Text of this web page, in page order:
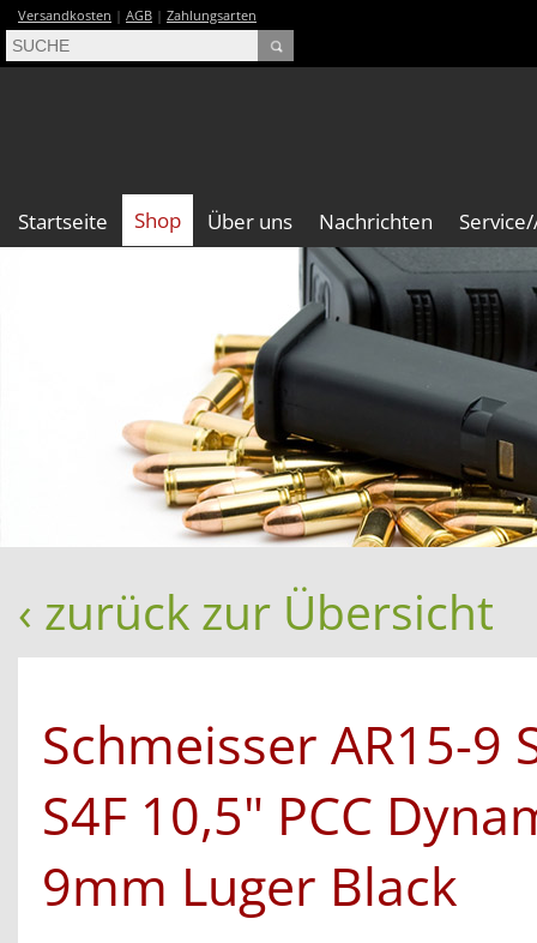
Versandkosten | AGB | Zahlungsarten
Startseite Shop Über uns Nachrichten
‹ zurück zur Übersicht
Schmeisser AR15-9
S4F 10,5" PCC
9mm Luger Black